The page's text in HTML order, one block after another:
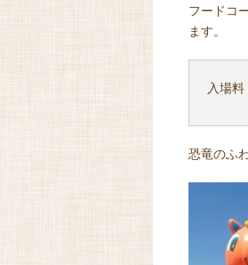
フードコ
ます。
入場
恐竜のふ